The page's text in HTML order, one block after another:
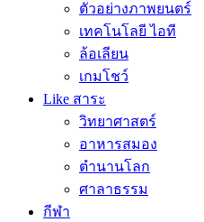
ตัวอย่างภาพยนตร์
เทคโนโลยี ไอที
ล้อเลียน
เกมโชว์
Like สาระ
วิทยาศาสตร์
อาหารสมอง
ตำนานโลก
ศาลาธรรม
กีฬา